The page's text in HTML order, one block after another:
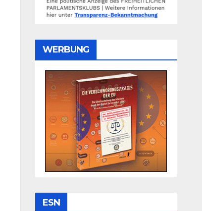
WERBUNG
ESN